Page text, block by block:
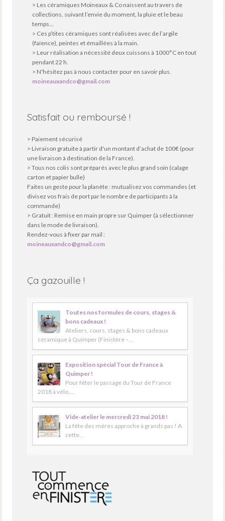
> Les céramiques Moineaux & Co naissent au travers de
collections, suivant l’envie du moment, la pluie et le beau
temps...
> Ces p’tites céramiques sont réalisées avec de l’argile
(faïence), peintes et émaillées à la main.
> Leur réalisation a nécessité deux cuissons à 1000°C en tout
pendant 22 h.
> N'hésitez pas à nous contacter pour en savoir plus.
moineauxandco@gmail.com
Satisfait ou remboursé !
> Paiement sécurisé
> Livraison gratuite à partir d'un montant d’achat de 100€ (pour
une livraison à destination de la France).
> Tous nos colis sont préparés avec le plus grand soin (calage
carton et papier bulle)
Faites un geste pour la planète : mutualisez vos commandes (et
divisez vos frais de port par le nombre de participants à la
commande)
> Gratuit : Remise en main propre sur Quimper (à sélectionner
dans le mode de livraison).
Rendez-vous à fixer par mail :
moineauxandco@gmail.com
Ça gazouille !
Toutes nos formules de cours, stages &
bons cadeaux !
Ateliers, cours, stages & bons cadeaux
céramique à Quimper (Finistère –…
Exposition spécial Tour de France à
Quimper !
Pour fêter le passage du Tour de France
2018 à vélo,…
Vide-atelier le mercredi 23 mai 2018 !
La fête des mères approche à grands pas ! A
cette…